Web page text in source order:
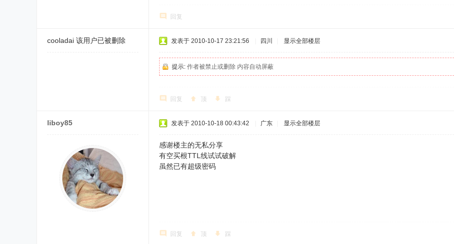
回复
cooladai 该用户已被删除 发表于 2010-10-17 23:21:56 四川 显示全部楼层
提示: 作者被禁止或删除 内容自动屏蔽
回复 顶 踩
liboy85 发表于 2010-10-18 00:43:42 广东 显示全部楼层
感谢楼主的无私分享
有空买根TTL线试试破解
虽然已有超级密码
回复 顶 踩